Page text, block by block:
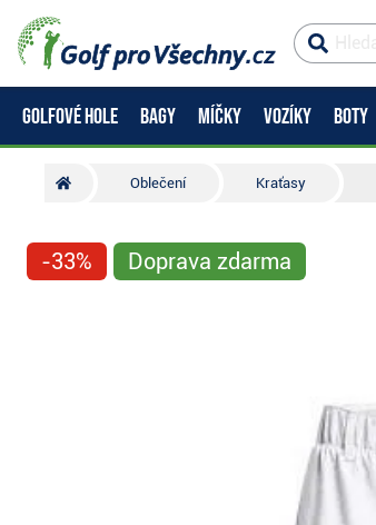
GOLFOVÉ HOLE BAGY MÍČKY VOZÍKY BOTY
Oblečení Kraťasy
-33% Doprava zdarma